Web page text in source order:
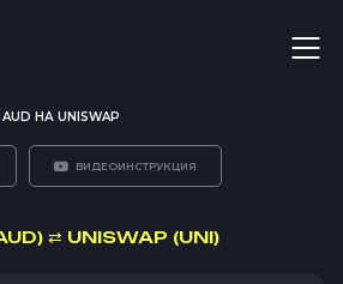
НА UNISWAP
ВИДЕОИНСТРУКЦИЯ
⇄ UNISWAP (UNI)